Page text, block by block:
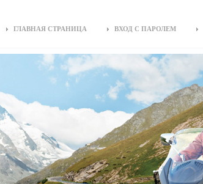
ГЛАВНАЯ СТРАНИЦА ВХОД С ПАРОЛЕМ